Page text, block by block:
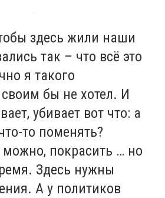
здесь жили наши
так – что всё это
я такого
бы не хотел. И
убивает вот что: а
то поменять?
можно, покрасить … но
Здесь нужны
А у политиков